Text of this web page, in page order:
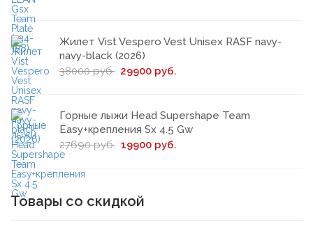
Жилет Vist Vespero Vest Unisex RASF navy-
navy-black (2026)
38000 руб. 29900 руб.
Горные лыжи Head Supershape Team
Easy+крепления Sx 4.5 Gw
27690 руб. 19900 руб.
Товары со скидкой